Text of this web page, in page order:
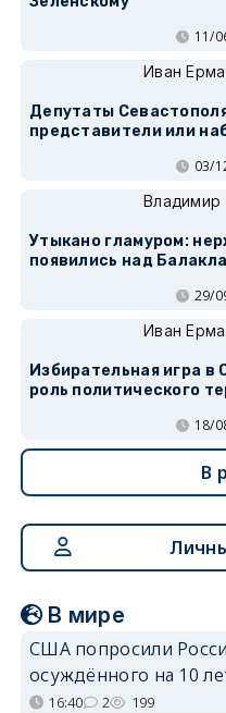
11/
Иван
Депутаты
представители или
03/
Владимир
Утыкано гламуром:
появились над
29/
Иван
Избирательная игра
роль политического
18/
В
В мире
США попросили
осуждённого на 10
16:40 2 199